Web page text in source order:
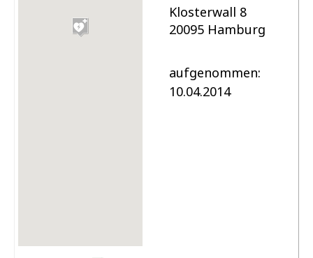
Klosterwall 8
20095 Hamburg
aufgenommen:
10.04.2014